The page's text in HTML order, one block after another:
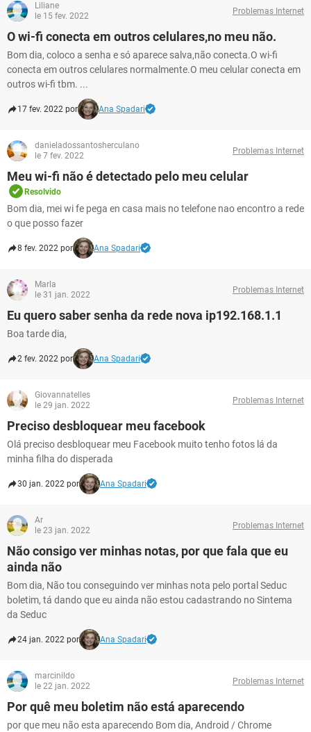
Liliane
le 15 fev. 2022
Problemas Internet
O wi-fi conecta em outros celulares,no meu não.
Bom dia, coloco a senha e só aparece salva,não conecta.O wi-fi
conecta em outros celulares normalmente.O meu celular conecta em
outros wi-fi tbm. ...
17 fev. 2022 por Ana Spadari
danieladossantosherculano
le 7 fev. 2022
Problemas Internet
Meu wi-fi não é detectado pelo meu celular
Resolvido
Bom dia, mei wi fe pega en casa mais no telefone nao encontro a rede
o que posso fazer
8 fev. 2022 por Ana Spadari
Marla
le 31 jan. 2022
Problemas Internet
Eu quero saber senha da rede nova ip192.168.1.1
Boa tarde dia,
2 fev. 2022 por Ana Spadari
Giovannatelles
le 29 jan. 2022
Problemas Internet
Preciso desbloquear meu facebook
Olá preciso desbloquear meu Facebook muito tenho fotos lá da
minha filha do disperada
30 jan. 2022 por Ana Spadari
Ar
le 23 jan. 2022
Problemas Internet
Não consigo ver minhas notas, por que fala que eu
ainda não
Bom dia, Não tou conseguindo ver minhas nota pelo portal Seduc
boletim, tá dando que eu ainda não estou cadastrando no Sintema
da Seduc
24 jan. 2022 por Ana Spadari
marcinildo
le 22 jan. 2022
Problemas Internet
Por quê meu boletim não está aparecendo
por que meu não esta aparecendo Bom dia, Android / Chrome